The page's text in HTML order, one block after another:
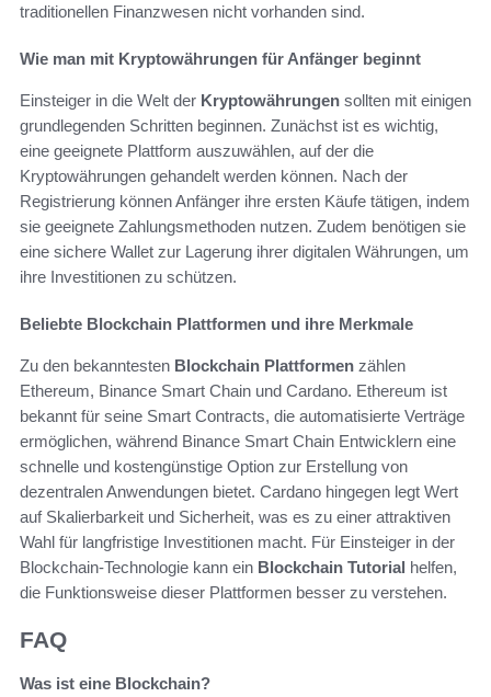
traditionellen Finanzwesen nicht vorhanden sind.
Wie man mit Kryptowährungen für Anfänger beginnt
Einsteiger in die Welt der Kryptowährungen sollten mit einigen
grundlegenden Schritten beginnen. Zunächst ist es wichtig,
eine geeignete Plattform auszuwählen, auf der die
Kryptowährungen gehandelt werden können. Nach der
Registrierung können Anfänger ihre ersten Käufe tätigen, indem
sie geeignete Zahlungsmethoden nutzen. Zudem benötigen sie
eine sichere Wallet zur Lagerung ihrer digitalen Währungen, um
ihre Investitionen zu schützen.
Beliebte Blockchain Plattformen und ihre Merkmale
Zu den bekanntesten Blockchain Plattformen zählen
Ethereum, Binance Smart Chain und Cardano. Ethereum ist
bekannt für seine Smart Contracts, die automatisierte Verträge
ermöglichen, während Binance Smart Chain Entwicklern eine
schnelle und kostengünstige Option zur Erstellung von
dezentralen Anwendungen bietet. Cardano hingegen legt Wert
auf Skalierbarkeit und Sicherheit, was es zu einer attraktiven
Wahl für langfristige Investitionen macht. Für Einsteiger in der
Blockchain-Technologie kann ein Blockchain Tutorial helfen,
die Funktionsweise dieser Plattformen besser zu verstehen.
FAQ
Was ist eine Blockchain?